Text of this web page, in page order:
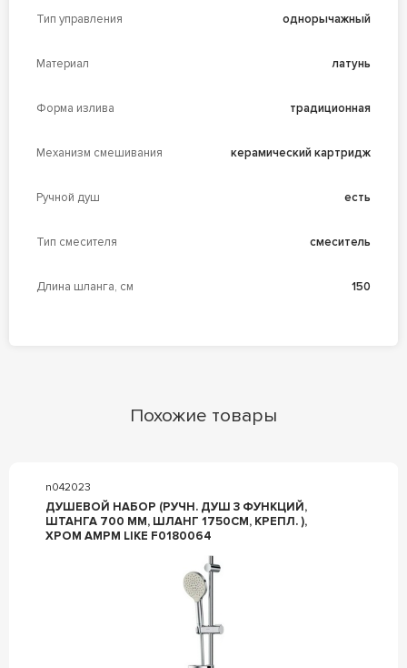
Тип управления однорычажный
Материал латунь
Форма излива традиционная
Механизм смешивания керамический картридж
Ручной душ есть
Тип смесителя смеситель
Длина шланга, см 150
Похожие товары
n042023
ДУШЕВОЙ НАБОР (РУЧН. ДУШ 3 ФУНКЦИЙ,
ШТАНГА 700 ММ, ШЛАНГ 1750СМ, КРЕПЛ. ),
ХРОМ AMPM LIKE F0180064